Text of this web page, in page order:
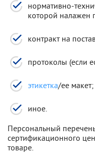
нормативно-
которой налажен
контракт на
протоколы (если
этикетка/ее макет;
иное.
Персональный
сертификационного
товаре.